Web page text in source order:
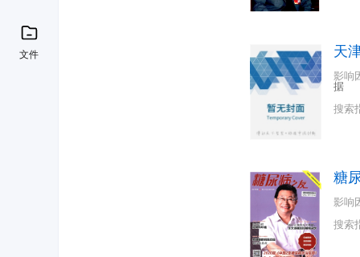
文件 天
影响
据
搜索
糖
影响
搜索